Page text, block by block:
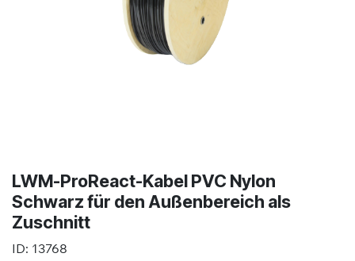
LWM-ProReact-Kabel PVC Nylon
Schwarz für den Außenbereich als
Zuschnitt
ID: 13768